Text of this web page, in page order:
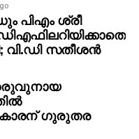
പിഎം ശ്രീ
വി.ഡി സതീശന്‍
ഗുരുതര